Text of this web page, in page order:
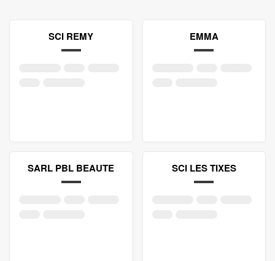
SCI REMY EMMA
SARL PBL BEAUTE SCI LES TIXES